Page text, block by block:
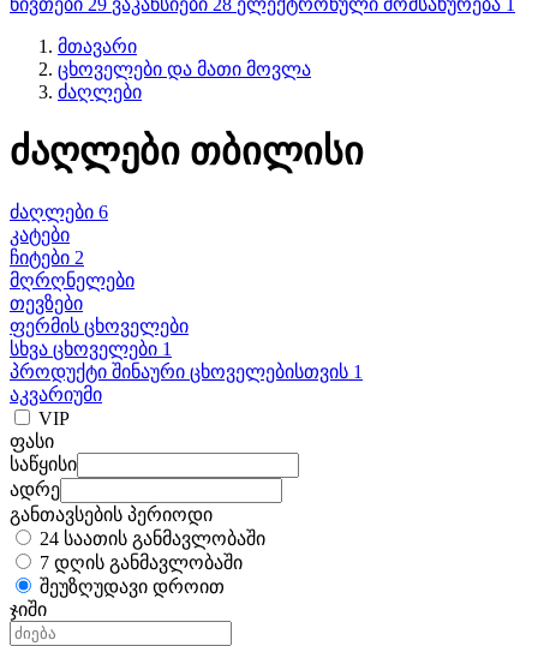
ნივთები 29 ვაკანსიები 28 ელექტრონული მომსახურება 1
მთავარი
ცხოველები და მათი მოვლა
ძაღლები
ძაღლები თბილისი
ძაღლები 6
კატები
ჩიტები 2
მღრღნელები
თევზები
ფერმის ცხოველები
სხვა ცხოველები 1
პროდუქტი შინაური ცხოველებისთვის 1
აკვარიუმი
VIP
ფასი
საწყისი
ადრე
განთავსების პერიოდი
24 საათის განმავლობაში
7 დღის განმავლობაში
შეუზღუდავი დროით
ჯიში